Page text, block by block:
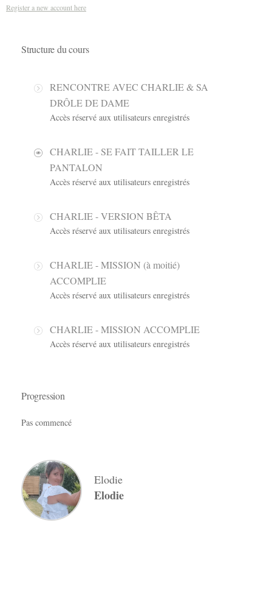
Register a new account here
Structure du cours
RENCONTRE AVEC CHARLIE & SA
DRÔLE DE DAME
Accès réservé aux utilisateurs enregistrés
CHARLIE - SE FAIT TAILLER LE
PANTALON
Accès réservé aux utilisateurs enregistrés
CHARLIE - VERSION BÊTA
Accès réservé aux utilisateurs enregistrés
CHARLIE - MISSION (à moitié)
ACCOMPLIE
Accès réservé aux utilisateurs enregistrés
CHARLIE - MISSION ACCOMPLIE
Accès réservé aux utilisateurs enregistrés
Progression
Pas commencé
Elodie
Elodie